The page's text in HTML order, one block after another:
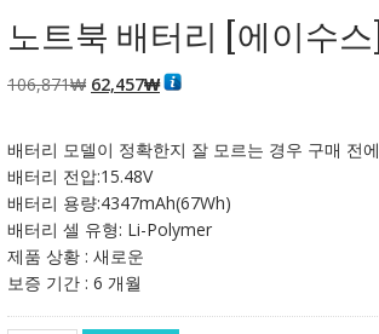
노트북 배터리 [에이수스]
106,871₩ 원
격:
106,871₩
62,457₩현
격:
배터리 모델이 정확한지 잘 모르는 경우 구매 전
배터리 전압:15.48V
배터리 용량:4347mAh(67Wh)
배터리 셀 유형: Li-Polymer
제품 상황 : 새로운
보증 기간 : 6 개월